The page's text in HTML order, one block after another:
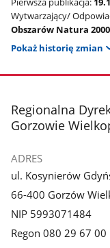
Wytwarzający/
Obszarów Natura 2000
Pokaż historię zmian
stopka
Regionalna
Gorzowie
ADRES
ul. Kosynierów
66-400 Gorzów
NIP 5993071484
Regon 080 29 67 00